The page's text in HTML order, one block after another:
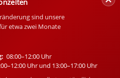
sind unsere
etwa zwei Monate
08:00–12:00 Uhr
Uhr und 13:00–17:00 Uhr